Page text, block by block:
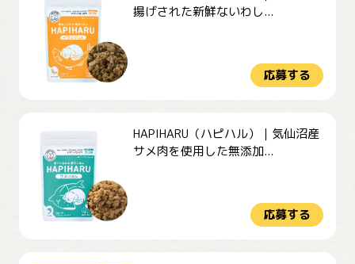
揚げされた新鮮ないわし...
応募する
HAPIHARU（ハピハル）｜気仙沼産
サメ肉を使用した無添加...
応募する